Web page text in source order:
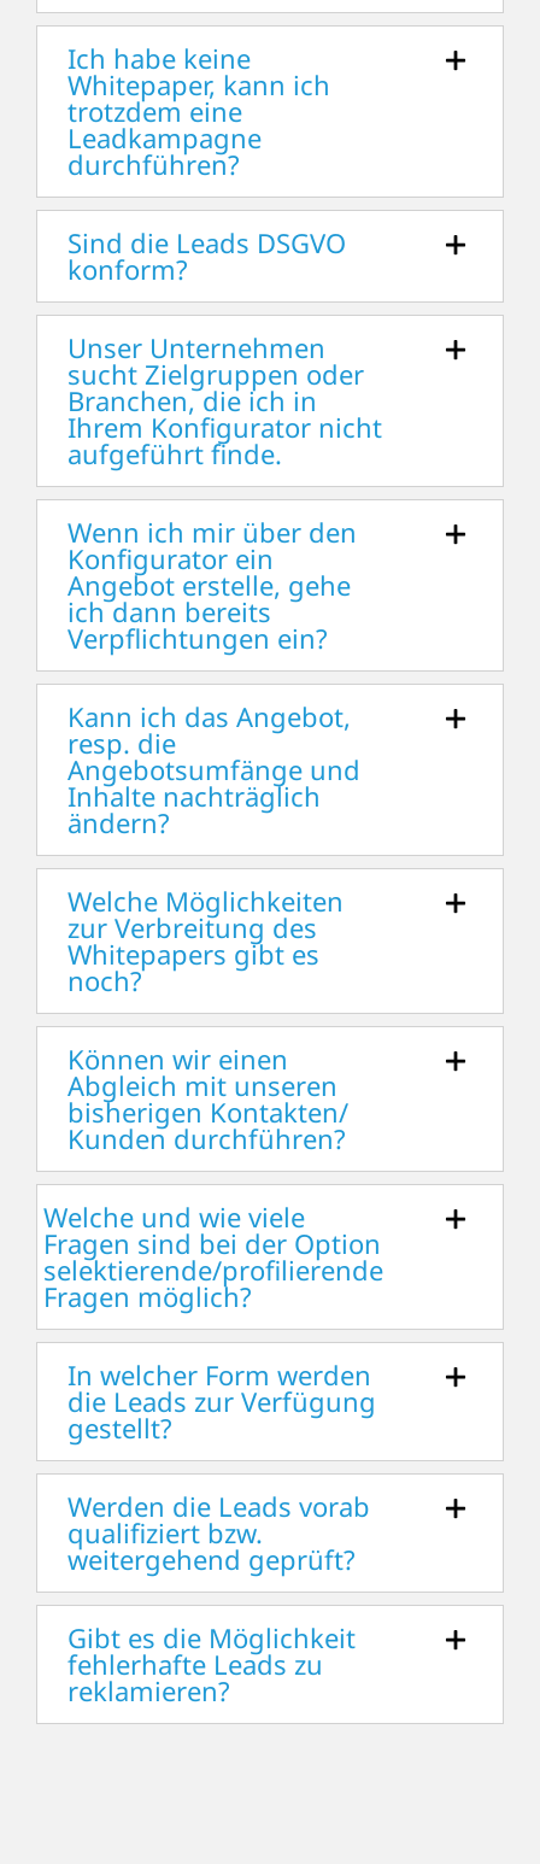
Ich habe keine
Whitepaper, kann ich
trotzdem eine
Leadkampagne
durchführen?
Sind die Leads DSGVO
konform?
Unser Unternehmen
sucht Zielgruppen oder
Branchen, die ich in
Ihrem Konfigurator nicht
aufgeführt finde.
Wenn ich mir über den
Konfigurator ein
Angebot erstelle, gehe
ich dann bereits
Verpflichtungen ein?
Kann ich das Angebot,
resp. die
Angebotsumfänge und
Inhalte nachträglich
ändern?
Welche Möglichkeiten
zur Verbreitung des
Whitepapers gibt es
noch?
Können wir einen
Abgleich mit unseren
bisherigen Kontakten/
Kunden durchführen?
Welche und wie viele
Fragen sind bei der Option
selektierende/profilierende
Fragen möglich?
In welcher Form werden
die Leads zur Verfügung
gestellt?
Werden die Leads vorab
qualifiziert bzw.
weitergehend geprüft?
Gibt es die Möglichkeit
fehlerhafte Leads zu
reklamieren?